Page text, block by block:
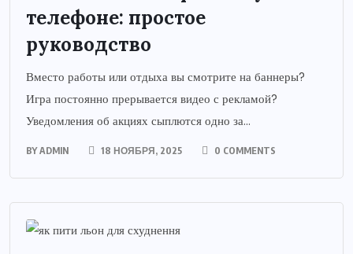
телефоне: простое
руководство
Вместо работы или отдыха вы смотрите на баннеры?
Игра постоянно прерывается видео с рекламой?
Уведомления об акциях сыплются одно за...
BYADMIN 18 НОЯБРЯ, 2025 0 COMMENTS